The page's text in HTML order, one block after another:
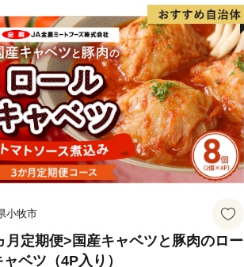
小牧市
月定期便>国産キャベツと豚肉のロー
ベツ（4P入り）